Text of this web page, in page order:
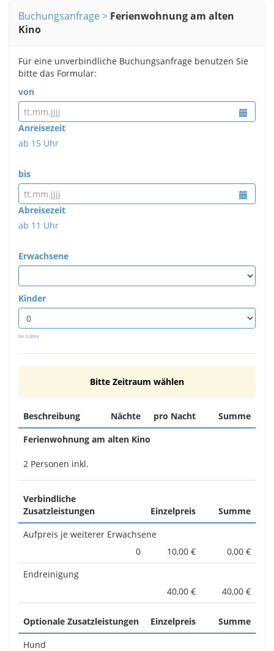
Buchungsanfrage
Ferienwohnung am alten
Kino
Für eine unverbindliche Buchungsanfrage benutzen Sie
bitte das Formular:
von
Anreisezeit
ab 15 Uhr
bis
Abreisezeit
ab 11 Uhr
Erwachsene
Kinder
bis 3 Jahre
Bitte Zeitraum wählen
Beschreibung Nächte pro Nacht
Summe
Ferienwohnung am alten Kino
2 Personen inkl.
Verbindliche
Zusatzleistungen
Einzelpreis
Summe
Aufpreis je weiterer Erwachsene
0
10,00 €
0,00 €
Endreinigung
40,00 €
40,00 €
Optionale Zusatzleistungen Einzelpreis
Summe
Hund